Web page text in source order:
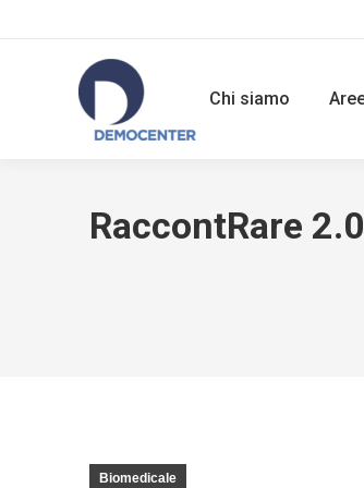
Chi siamo
RaccontRare
Biomedicale